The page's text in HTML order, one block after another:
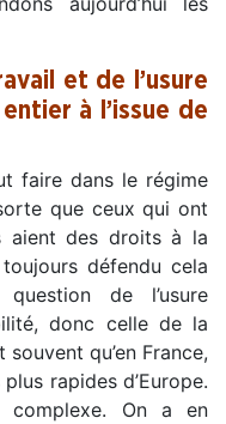
et de l’usure
à l’issue de
faire dans le régime
que ceux qui ont
aient des droits à la
défendu cela
de l’usure
donc celle de la
qu’en France,
rapides d’Europe.
complexe. On a en